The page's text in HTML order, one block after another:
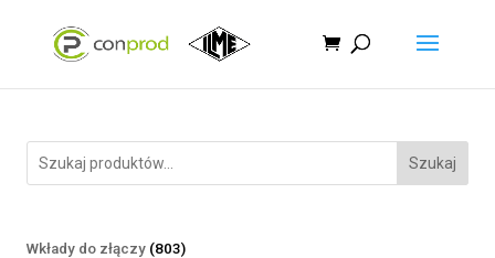
Szukaj
Wkłady do złączy 803803